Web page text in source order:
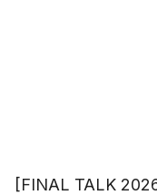
[FINAL TALK